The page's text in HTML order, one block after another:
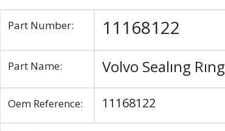
Part Number: 11168122
Part Name: Volvo Sealıng Rıng
Oem Reference: 11168122